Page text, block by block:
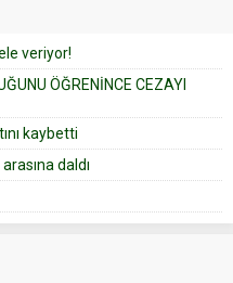
için düğünden...
veriyor!
ÖĞRENİNCE CEZAYI
kaybetti
daldı